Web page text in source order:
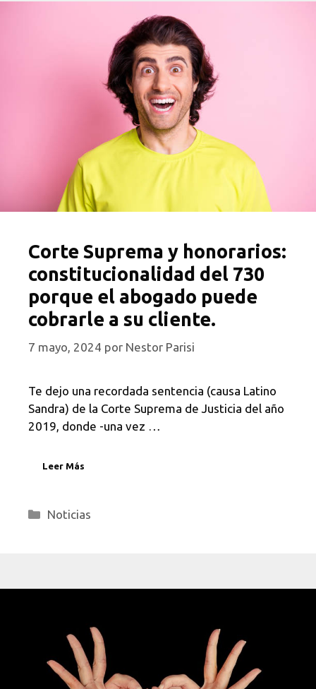
Corte Suprema y honorarios:
constitucionalidad del 730
porque el abogado puede
cobrarle a su cliente.
7 mayo, 2024 por Nestor Parisi
Te dejo una recordada sentencia (causa Latino
Sandra) de la Corte Suprema de Justicia del año
2019, donde -una vez …
Leer Más
Categorías
Noticias